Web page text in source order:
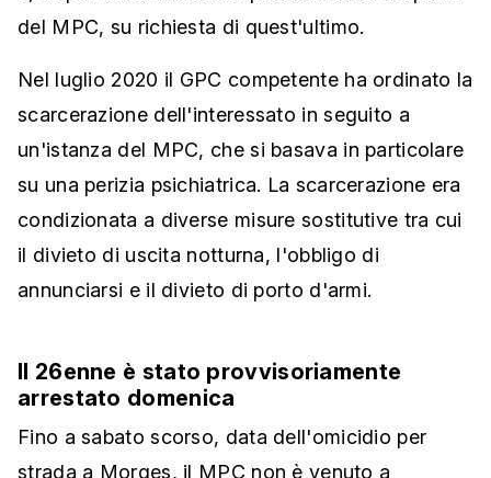
del MPC, su richiesta di quest'ultimo.
Nel luglio 2020 il GPC competente ha ordinato la
scarcerazione dell'interessato in seguito a
un'istanza del MPC, che si basava in particolare
su una perizia psichiatrica. La scarcerazione era
condizionata a diverse misure sostitutive tra cui
il divieto di uscita notturna, l'obbligo di
annunciarsi e il divieto di porto d'armi.
Il 26enne è stato provvisoriamente
arrestato domenica
Fino a sabato scorso, data dell'omicidio per
strada a Morges, il MPC non è venuto a